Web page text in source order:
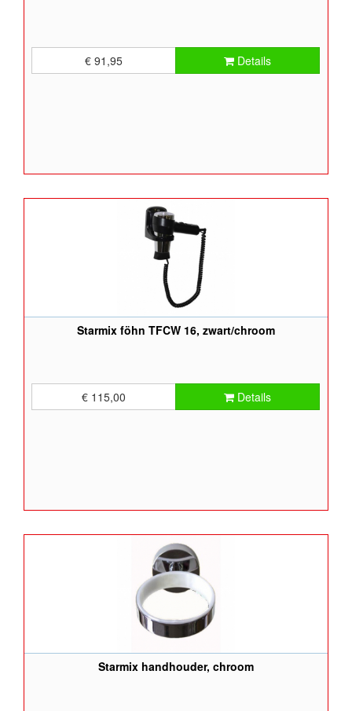
€ 91,95 Details
Starmix föhn TFCW 16, zwart/chroom
€ 115,00 Details
Starmix handhouder, chroom